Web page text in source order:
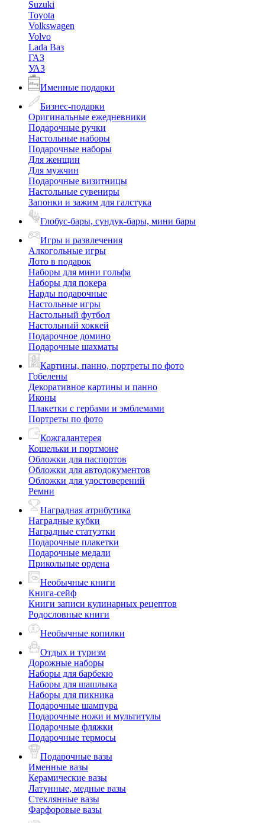
Suzuki
Toyota
Volkswagen
Volvo
Lada Ваз
ГАЗ
УАЗ
Именные подарки
Бизнес-подарки
Оригинальные ежедневники
Подарочные ручки
Настольные наборы
Подарочные наборы
Для женщин
Для мужчин
Подарочные визитницы
Настольные сувениры
Запонки и зажим для галстука
Глобус-бары, сундук-бары, мини бары
Игры и развлечения
Алкогольные игры
Лото в подарок
Наборы для мини гольфа
Наборы для покера
Нарды подарочные
Настольные игры
Настольный футбол
Настольный хоккей
Подарочное домино
Подарочные шахматы
Картины, панно, портреты по фото
Гобелены
Декоративное картины и панно
Иконы
Плакетки с гербами и эмблемами
Портреты по фото
Кожгалантерея
Кошельки и портмоне
Обложки для паспортов
Обложки для автодокументов
Обложки для удостоверений
Ремни
Наградная атрибутика
Наградные кубки
Наградные статуэтки
Подарочные плакетки
Подарочные медали
Прикольные ордена
Необычные книги
Книга-сейф
Книги записи кулинарных рецептов
Родословные книги
Необычные копилки
Отдых и туризм
Дорожные наборы
Наборы для барбекю
Наборы для шашлыка
Наборы для пикника
Подарочные шампура
Подарочные ножи и мультитулы
Подарочные фляжки
Подарочные термосы
Подарочные вазы
Именные вазы
Керамические вазы
Латунные, медные вазы
Стеклянные вазы
Фарфоровые вазы